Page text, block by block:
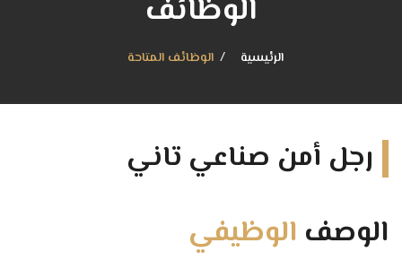
الوظائف
الرئيسية الوظائف المتاحة
رجل أمن صناعي تاني
الوصف الوظيفي